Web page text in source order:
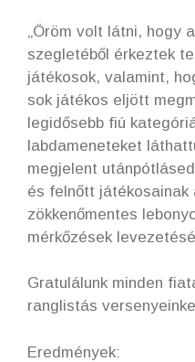
„Öröm volt látni, hogy
szegletéből érkeztek
játékosok, valamint,
sok játékos eljött
legidősebb fiú
labdameneteket
megjelent
és felnőtt
zökkenőmentes
mérkőzések
Gratulálunk minden
ranglistás
Eredmények: